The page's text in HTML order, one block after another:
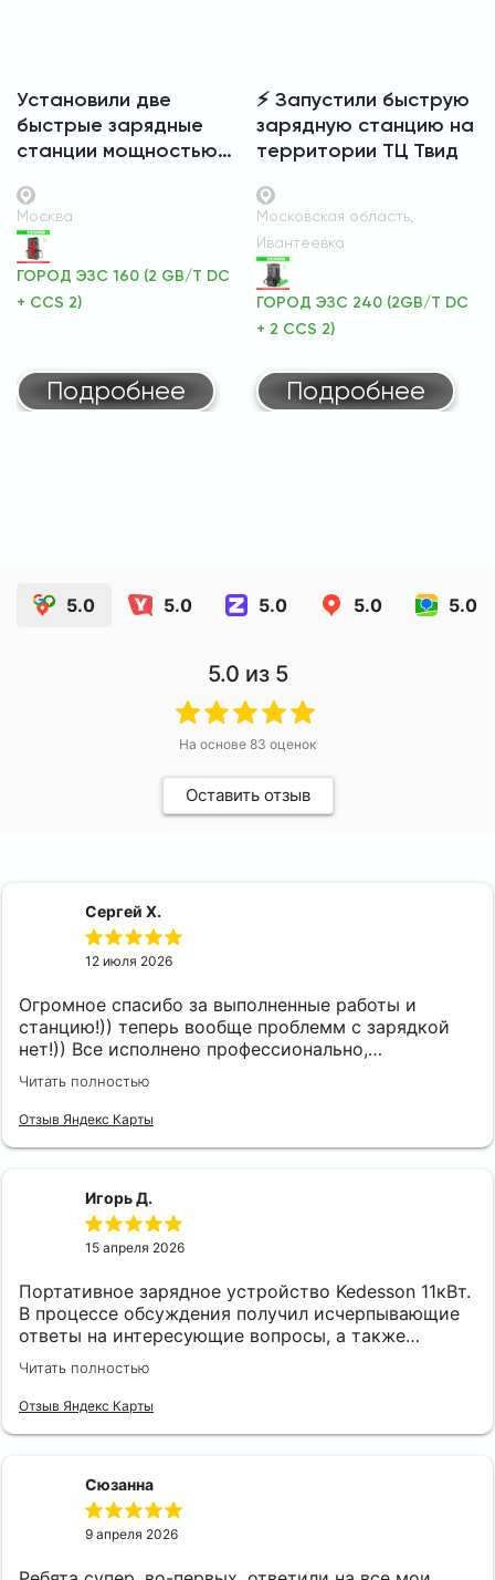
Установили две
быстрые зарядные
станции мощностью
территории ТЦ Твой
Дом в Мытищах ⚡️🔋
Москва
ГОРОД ЭЗС 160 (2 GB/T DC
+ CCS 2)
Подробнее
⚡️ Запустили быструю
зарядную станцию на
территории ТЦ Твид
Московская область,
Ивантеевка
ГОРОД ЭЗС 240 (2GB/T DC
+ 2 CCS 2)
Подробнее
5.0 5.0 5.0 5.0 5.0
5.0 из 5
На основе 83 оценок
Оставить отзыв
Сергей Х.
12 июля 2026
Огромное спасибо за выполненные работы и
станцию!)) теперь вообще проблемм с зарядкой
нет!)) Все исполнено профессионально,
качественно, аккуратно и быстро! Я очень
доволен! При чем я ошибочно указал не тот
разьем, станцию привезли. Соответственно не
Читать полностью
Отзыв Яндекс Карты
Игорь Д.
15 апреля 2026
Портативное зарядное устройство Kedesson 11кВт.
В процессе обсуждения получил исчерпывающие
ответы на интересующие вопросы, а также
рекомендации по подключению в квартире при
помощи удлинителя. Все время были на связи с
момента оплаты до получения. Оперативно и
Читать полностью
Отзыв Яндекс Карты
Сюзанна
9 апреля 2026